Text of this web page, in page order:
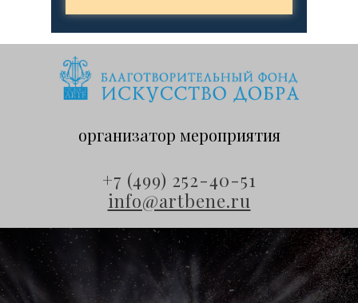
организатор мероприятия
+7 (499) 252-40-51
info@artbene.ru